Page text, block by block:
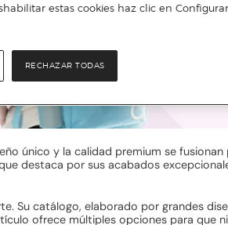
único y la calidad premium se
destaca por sus acabados
Su catálogo, elaborado por grandes
ofrece múltiples opciones para que
estas cookies haz clic en Configurar
RECHAZAR TODAS